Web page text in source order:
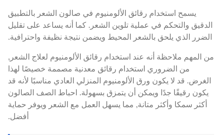
يسمح استخدام رقائق الألومنيوم في صالون الشعر بالتطبيق
الدقيق والتحكم في عملية تلوين الشعر. كما أنه يساعد على تقليل
الضرر الذي يلحق بالشعر المحيط ويضمن نتيجة نظيفة واحترافية.
من المهم ملاحظة أنه عند استخدام رقائق الألومنيوم لعلاج الشعر,
من الضروري استخدام رقائق معدنية مصممة خصيصًا لهذا
الغرض. قد لا يكون ورق الألومنيوم المنزلي العادي مناسبًا لأنه قد
يكون رقيقًا جدًا ويمكن أن يتمزق بسهولة. احباط الصف الصالون
أكثر سمكا وأكثر متانة, مما يسهل العمل مع الشعر ويوفر حماية
أفضل.